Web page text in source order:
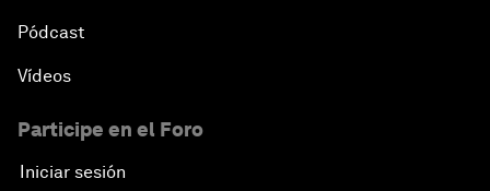
Pódcast
Vídeos
Participe en el Foro
Iniciar sesión